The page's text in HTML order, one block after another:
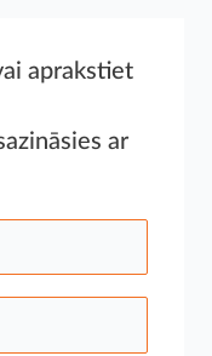
aprakstiet
ar